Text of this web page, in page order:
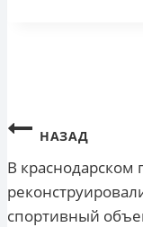
Навигация
по
записям
НАЗАД
В краснодарском
спортивный